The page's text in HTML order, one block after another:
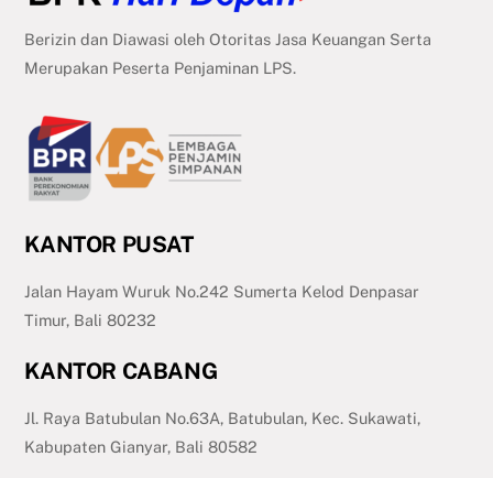
Berizin dan Diawasi oleh Otoritas Jasa Keuangan Serta
Merupakan Peserta Penjaminan LPS.
KANTOR PUSAT
Jalan Hayam Wuruk No.242 Sumerta Kelod Denpasar
Timur, Bali 80232
KANTOR CABANG
Jl. Raya Batubulan No.63A, Batubulan, Kec. Sukawati,
Kabupaten Gianyar, Bali 80582